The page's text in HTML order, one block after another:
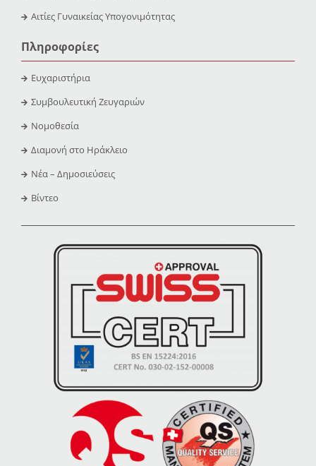
Αιτίες Γυναικείας Υπογονιμότητας
Πληροφορίες
Ευχαριστήρια
Συμβουλευτική Ζευγαριών
Νομοθεσία
Διαμονή στο Ηράκλειο
Νέα – Δημοσιεύσεις
Βίντεο